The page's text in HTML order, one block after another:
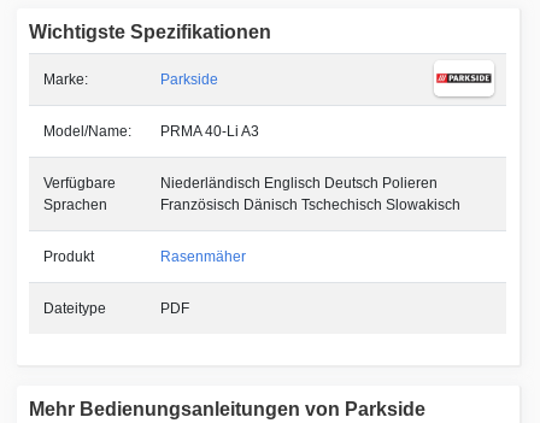
Wichtigste Spezifikationen
Marke: Parkside
Model/Name: PRMA 40-Li A3
Verfügbare
Sprachen
Niederländisch Englisch Deutsch Polieren
Französisch Dänisch Tschechisch Slowakisch
Produkt Rasenmäher
Dateitype PDF
Mehr Bedienungsanleitungen von Parkside